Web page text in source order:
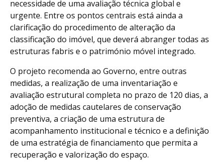
necessidade de uma avaliação técnica global e
urgente. Entre os pontos centrais está ainda a
clarificação do procedimento de alteração da
classificação do imóvel, que deverá abranger todas as
estruturas fabris e o património móvel integrado.
O projeto recomenda ao Governo, entre outras
medidas, a realização de uma inventariação e
avaliação estrutural completa no prazo de 120 dias, a
adoção de medidas cautelares de conservação
preventiva, a criação de uma estrutura de
acompanhamento institucional e técnico e a definição
de uma estratégia de financiamento que permita a
recuperação e valorização do espaço.